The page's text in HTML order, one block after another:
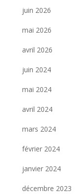
juin 2026
mai 2026
avril 2026
juin 2024
mai 2024
avril 2024
mars 2024
février 2024
janvier 2024
décembre 2023